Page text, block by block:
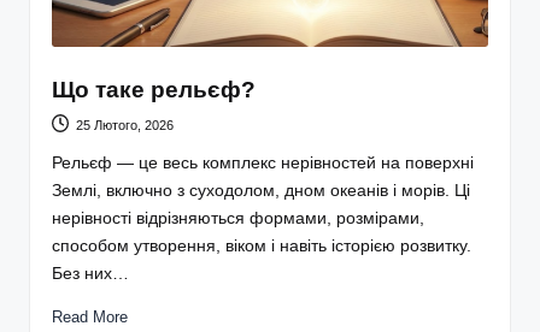
Що таке рельєф?
25 Лютого, 2026
Рельєф — це весь комплекс нерівностей на поверхні
Землі, включно з суходолом, дном океанів і морів. Ці
нерівності відрізняються формами, розмірами,
способом утворення, віком і навіть історією розвитку.
Без них…
Read More